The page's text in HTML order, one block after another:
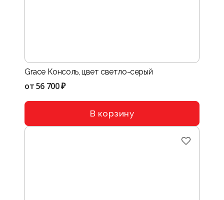
Grace Консоль, цвет светло-серый
от56 700 ₽
В корзину